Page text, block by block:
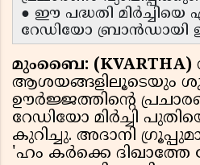
● ഈ പദ്ധതി
റേഡിയോ ബ്രാൻഡായി
മുംബൈ: (KVARTHA)
ആശയങ്ങളിലൂടെയും
ഊർജ്ജത്തിൻ്റെ
റേഡിയോ മിർച്ചി
കുറിച്ചു. അദാനി
'ഹം കർക്കെ ദിഖാത്തേ